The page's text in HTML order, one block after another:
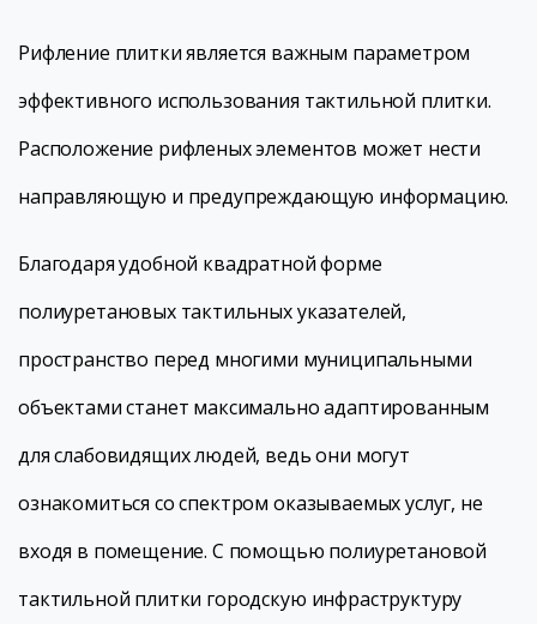
Рифление плитки является важным параметром
эффективного использования тактильной плитки.
Расположение рифленых элементов может нести
направляющую и предупреждающую информацию.
Благодаря удобной квадратной форме
полиуретановых тактильных указателей,
пространство перед многими муниципальными
объектами станет максимально адаптированным
для слабовидящих людей, ведь они могут
ознакомиться со спектром оказываемых услуг, не
входя в помещение. С помощью полиуретановой
тактильной плитки городскую инфраструктуру